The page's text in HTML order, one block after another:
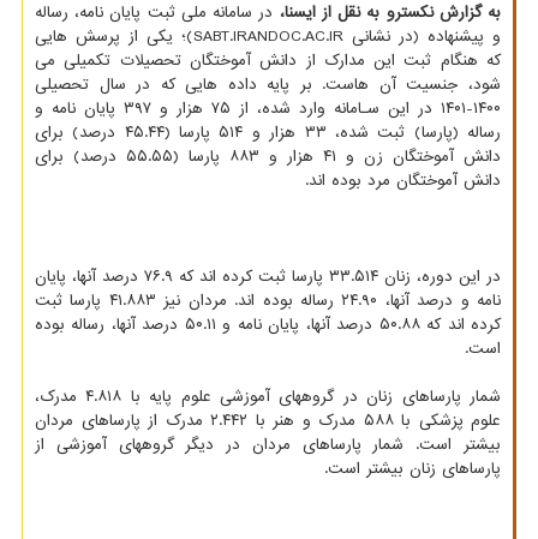
به گزارش نکسترو به نقل از ایسنا، در سامانه ملی ثبت پایان نامه، رساله
و پیشنهاده (در نشانی SABT.IRANDOC.AC.IR)؛ یکی از پرسش هایی
که هنگام ثبت این مدارک از دانش آموختگان تحصیلات تکمیلی می
شود، جنسیت آن هاست. بر پایه داده هایی که در سال تحصیلی
۱۴۰۰-۱۴۰۱ در این سـامانه وارد شده، از ۷۵ هزار و ۳۹۷ پایان نامه و
رساله (پارسا) ثبت شده، ۳۳ هزار و ۵۱۴ پارسا (۴۵.۴۴ درصد) برای
دانش آموختگان زن و ۴۱ هزار و ۸۸۳ پارسا (۵۵.۵۵ درصد) برای
دانش آموختگان مرد بوده اند.
در این دوره، زنان ۳۳.۵۱۴ پارسا ثبت کرده اند که ۷۶.۹ درصد آنها، پایان
نامه و درصد آنها، ۲۴.۹۰ رساله بوده اند. مردان نیز ۴۱.۸۸۳ پارسا ثبت
کرده اند که ۵۰.۸۸ درصد آنها، پایان نامه و ۵۰.۱۱ درصد آنها، رساله بوده
است.
شمار پارساهای زنان در گروههای آموزشی علوم پایه با ۴.۸۱۸ مدرک،
علوم پزشکی با ۵۸۸ مدرک و هنر با ۲.۴۴۲ مدرک از پارساهای مردان
بیشتر است. شمار پارساهای مردان در دیگر گروههای آموزشی از
پارساهای زنان بیشتر است.